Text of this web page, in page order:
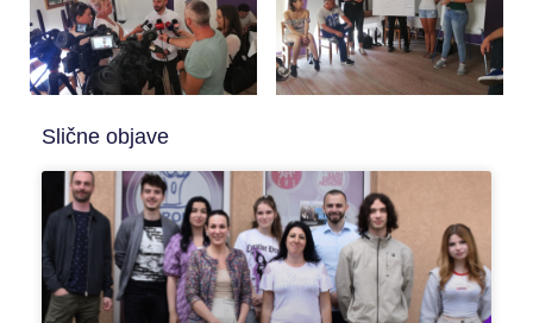
Slične objave